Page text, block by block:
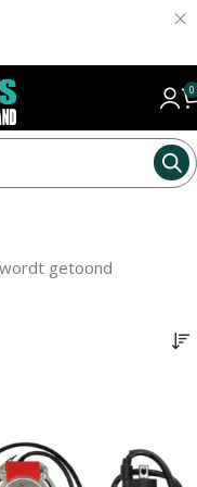
×
0
getoond